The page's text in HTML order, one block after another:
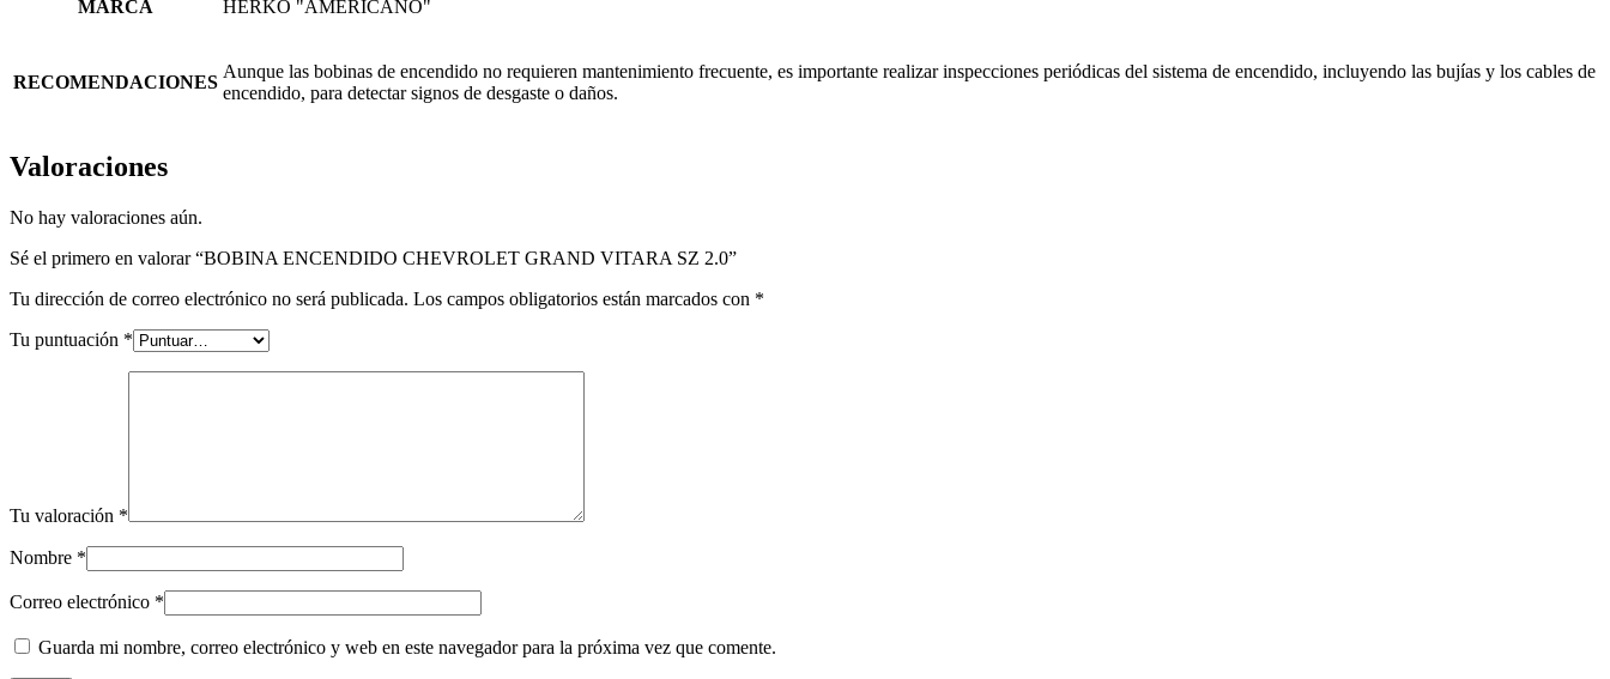
MARCA HERKO "AMERICANO"
RECOMENDACIONES
Aunque las bobinas de encendido no requieren mantenimiento frecuente, es importante realizar inspecciones periódicas del sistema de encendido, incluyendo las bujías y los cables de
encendido, para detectar signos de desgaste o daños.
Valoraciones
No hay valoraciones aún.
Sé el primero en valorar “BOBINA ENCENDIDO CHEVROLET GRAND VITARA SZ 2.0”
Tu dirección de correo electrónico no será publicada. Los campos obligatorios están marcados con *
Tu puntuación *
Tu valoración *
Nombre *
Correo electrónico *
Guarda mi nombre, correo electrónico y web en este navegador para la próxima vez que comente.